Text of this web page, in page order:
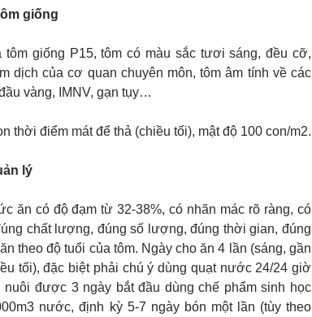
giống
tôm giống P15, tôm có màu sắc tươi sáng, đều cỡ,
dịch của cơ quan chuyên môn, tôm âm tính về các
vàng, IMNV, gạn tụy…
thời điểm mát để thả (chiều tối), mật độ 100 con/m2.
lý
ăn có độ đạm từ 32-38%, có nhãn mác rõ ràng, có
chất lượng, đúng số lượng, đúng thời gian, đúng
theo độ tuổi của tôm. Ngày cho ăn 4 lần (sáng, gần
tối), đặc biệt phải chú ý dùng quạt nước 24/24 giờ
nuôi được 3 ngày bắt đầu dùng chế phẩm sinh học
nước, định kỳ 5-7 ngày bón một lần (tùy theo